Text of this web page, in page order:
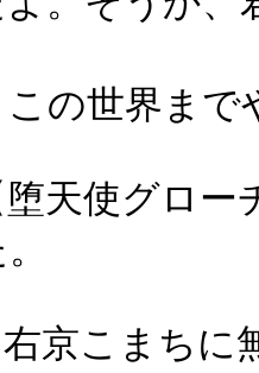
この世界ま
天使グロ
右京こまち